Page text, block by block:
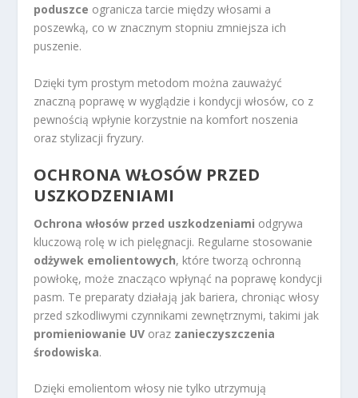
poduszce ogranicza tarcie między włosami a
poszewką, co w znacznym stopniu zmniejsza ich
puszenie.
Dzięki tym prostym metodom można zauważyć
znaczną poprawę w wyglądzie i kondycji włosów, co z
pewnością wpłynie korzystnie na komfort noszenia
oraz stylizacji fryzury.
OCHRONA WŁOSÓW PRZED
USZKODZENIAMI
Ochrona włosów przed uszkodzeniami odgrywa
kluczową rolę w ich pielęgnacji. Regularne stosowanie
odżywek emolientowych, które tworzą ochronną
powłokę, może znacząco wpłynąć na poprawę kondycji
pasm. Te preparaty działają jak bariera, chroniąc włosy
przed szkodliwymi czynnikami zewnętrznymi, takimi jak
promieniowanie UV oraz zanieczyszczenia
środowiska.
Dzięki emolientom włosy nie tylko utrzymują